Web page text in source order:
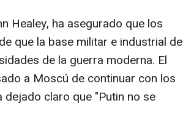
Healey, ha asegurado que los
que la base militar e industrial de
de la guerra moderna. El
a Moscú de continuar con los
claro que "Putin no se